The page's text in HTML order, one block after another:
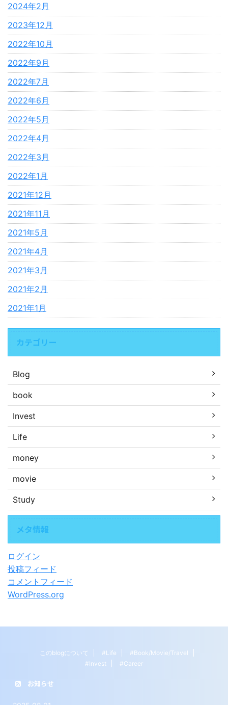
2024年2月
2023年12月
2022年10月
2022年9月
2022年7月
2022年6月
2022年5月
2022年4月
2022年3月
2022年1月
2021年12月
2021年11月
2021年5月
2021年4月
2021年3月
2021年2月
2021年1月
カテゴリー
Blog
book
Invest
Life
money
movie
Study
メタ情報
ログイン
投稿フィード
コメントフィード
WordPress.org
このblogについて #Life
#Book/Movie/Travel
#Invest
#Career
お知らせ